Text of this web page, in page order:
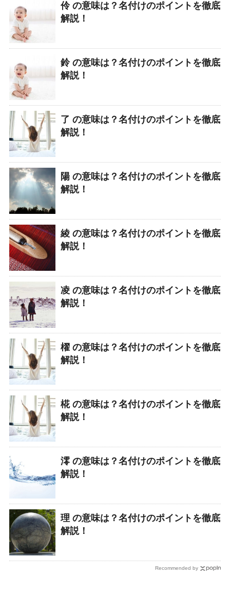
伶 の意味は？名付けのポイントを徹底
解説！
鈴 の意味は？名付けのポイントを徹底
解説！
了 の意味は？名付けのポイントを徹底
解説！
陽 の意味は？名付けのポイントを徹底
解説！
綾 の意味は？名付けのポイントを徹底
解説！
凌 の意味は？名付けのポイントを徹底
解説！
櫂 の意味は？名付けのポイントを徹底
解説！
椛 の意味は？名付けのポイントを徹底
解説！
澪 の意味は？名付けのポイントを徹底
解説！
理 の意味は？名付けのポイントを徹底
解説！
Recommended by